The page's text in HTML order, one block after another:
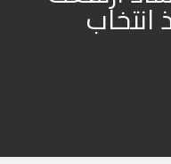
عشرات الأضعاف منذ انتخاب